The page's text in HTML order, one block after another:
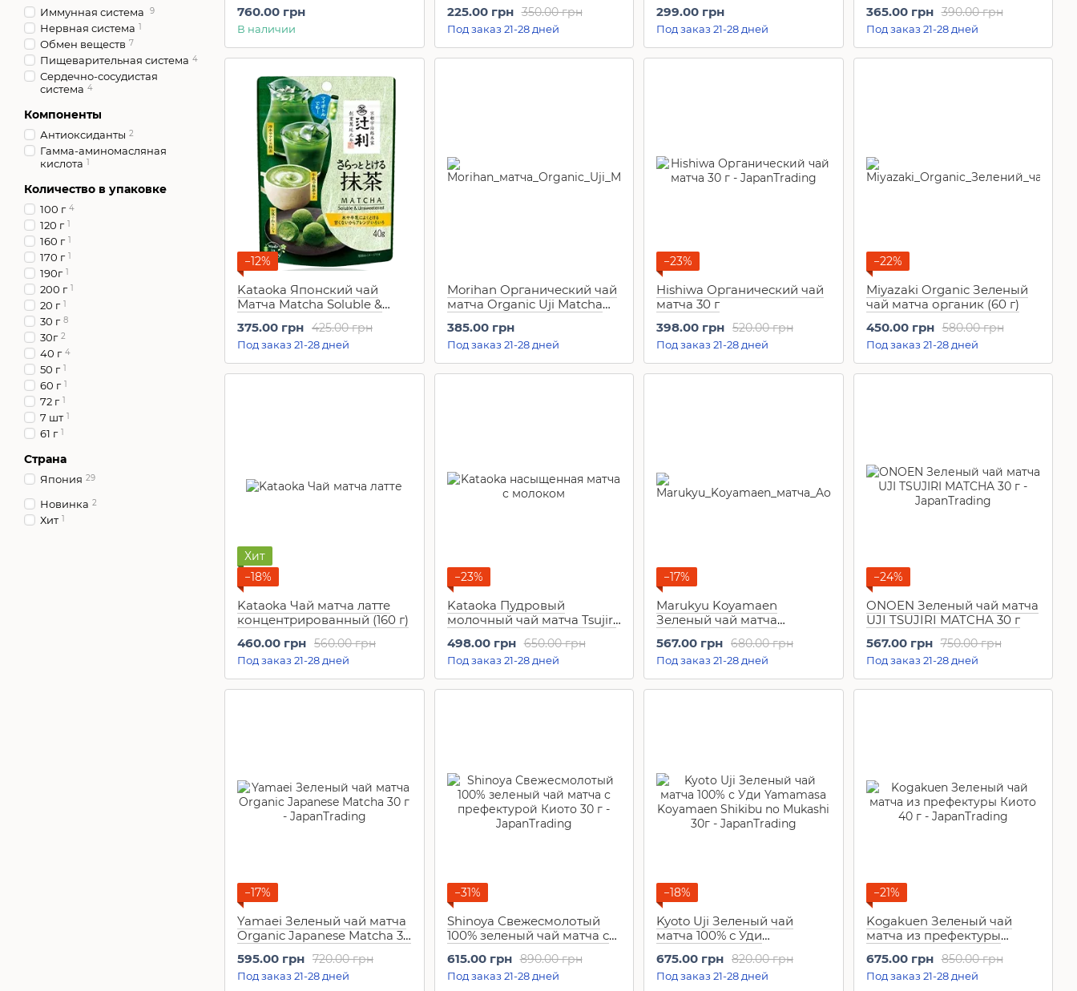
Can
760.00 грн
В наличии
г)
350.00 грн
225.00 грн
Под заказ 21-28 дней
7 бутылочек по 4 г
299.00 грн
Под заказ 21-28 дней
390.00 грн
365.00 грн
Под заказ 21-28 дней
−12%
Kataoka Японский чай
Матча Matcha Soluble &
425.00 грн
375.00 грн
Под заказ 21-28 дней
Morihan Органический чай
матча Organic Uji Matcha
385.00 грн
Под заказ 21-28 дней
−23%
Hishiwa Органический чай
матча 30 г
520.00 грн
398.00 грн
Под заказ 21-28 дней
−22%
Miyazaki Organic Зеленый
чай матча органик (60 г)
580.00 грн
450.00 грн
Под заказ 21-28 дней
Хит
−18%
Kataoka Чай матча латте
концентрированный (160 г)
560.00 грн
460.00 грн
Под заказ 21-28 дней
−23%
Kataokа Пудровый
молочный чай матча Tsujiri
г)
650.00 грн
498.00 грн
Под заказ 21-28 дней
−17%
Marukyu Koyamaen
Зеленый чай матча
680.00 грн
567.00 грн
Под заказ 21-28 дней
−24%
ONOEN Зеленый чай матча
UJI TSUJIRI MATCHA 30 г
750.00 грн
567.00 грн
Под заказ 21-28 дней
−17%
Yamaei Зеленый чай матча
Organic Japanese Matcha 30
720.00 грн
595.00 грн
Под заказ 21-28 дней
−31%
Shinoya Свежесмолотый
100% зеленый чай матча с
890.00 грн
615.00 грн
Под заказ 21-28 дней
−18%
Kyoto Uji Зеленый чай
матча 100% с Уди
Shikibu no Mukashi 30г
820.00 грн
675.00 грн
Под заказ 21-28 дней
−21%
Kogakuen Зеленый чай
матча из префектуры
850.00 грн
675.00 грн
Под заказ 21-28 дней
Иммунная система 9
Нервная система 1
Обмен веществ 7
Пищеварительная система 4
Сердечно-сосудистая
система 4
Компоненты
Антиоксиданты 2
Гамма-аминомасляная
кислота 1
Количество в упаковке
100 г 4
120 г 1
160 г 1
170 г 1
190г 1
200 г 1
20 г 1
30 г 8
30г 2
40 г 4
50 г 1
60 г 1
72 г 1
7 шт 1
61 г 1
Страна
Япония 29
Новинка 2
Хит 1